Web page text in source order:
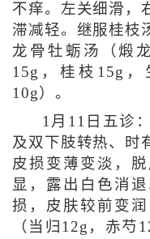
不痒。左关细滑，
滞减轻。继服桂枝
龙骨牡蛎汤（煅
15g，桂枝15g
10g）。
1月11日五诊
及双下肢转热、时
皮损变薄变淡，
显，露出白色消
损，皮肤较前变
（当归12g，赤芍